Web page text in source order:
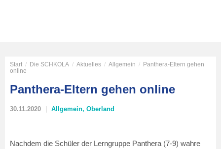
Start / Die SCHKOLA / Aktuelles / Allgemein / Panthera-Eltern gehen
online
Panthera-Eltern gehen online
30.11.2020 Allgemein, Oberland
Nachdem die Schüler der Lerngruppe Panthera (7-9) wahre